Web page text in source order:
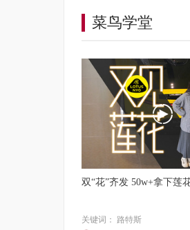
菜鸟学堂
双“花”齐发 50w+拿下莲
关键词： 路特斯